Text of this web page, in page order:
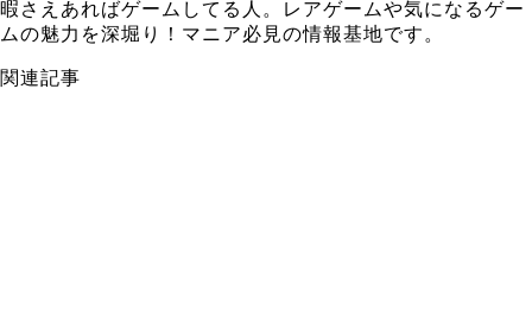
暇さえあればゲームしてる人。レアゲームや気になるゲー
ムの魅力を深堀り！マニア必見の情報基地です。
関連記事